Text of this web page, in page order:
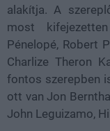
alakítja. A
most
Pénelopé, Robert
Charlize Theron
fontos szerepben
ott van Jon
John Leguizamo,